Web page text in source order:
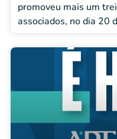
promoveu mais um
associados, no dia 20